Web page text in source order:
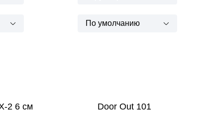
По умолчанию
2 6 см Door Out 101